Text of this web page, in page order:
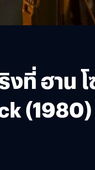
งที่ ฮาน
(1980)